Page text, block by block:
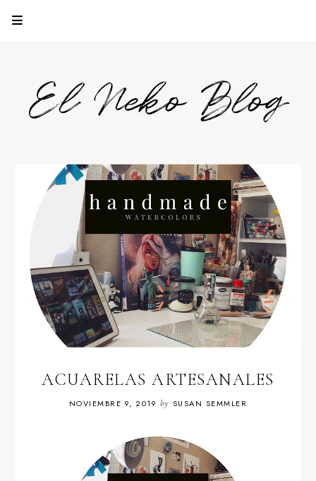
El Neko Blog
ACUARELAS ARTESANALES
NOVIEMBRE 9, 2019 by SUSAN SEMMLER